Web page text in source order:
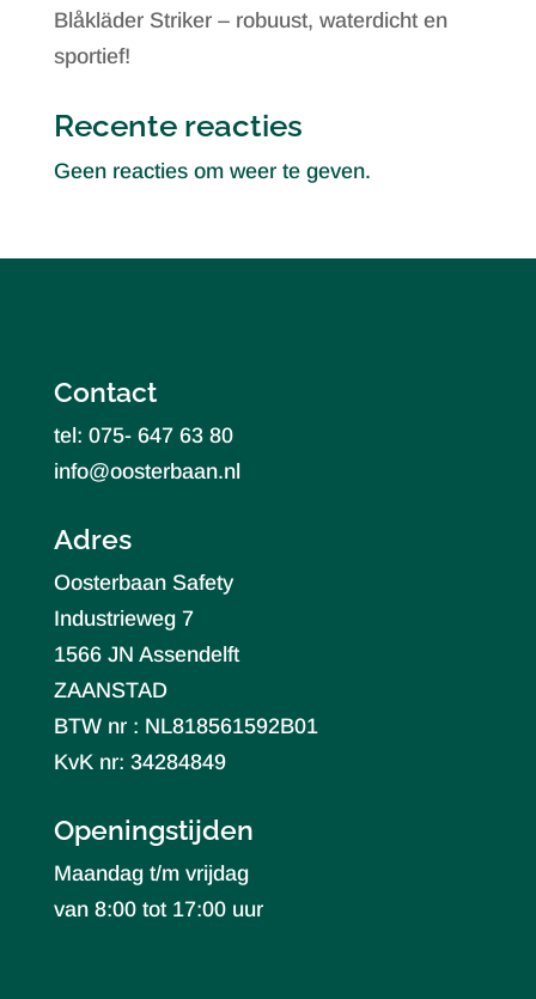
Blåkläder Striker – robuust, waterdicht en
sportief!
Recente reacties
Geen reacties om weer te geven.
Contact
tel: 075- 647 63 80
info@oosterbaan.nl
Adres
Oosterbaan Safety
Industrieweg 7
1566 JN Assendelft
ZAANSTAD
BTW nr : NL818561592B01
KvK nr: 34284849
Openingstijden
Maandag t/m vrijdag
van 8:00 tot 17:00 uur